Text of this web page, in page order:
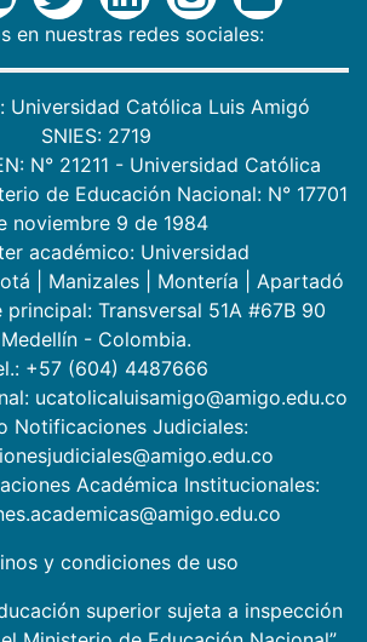
en nuestras redes sociales:
Universidad Católica Luis Amigó
SNIES: 2719
N° 21211 - Universidad Católica
de Educación Nacional: N° 17701
noviembre 9 de 1984
académico: Universidad
Manizales Montería
Apartadó
principal: Transversal 51A #67B 90
Medellín - Colombia.
+57 (604) 4487666
ucatolicaluisamigo@amigo.edu.co
Notificaciones Judiciales:
Académica Institucionales:
y condiciones de uso
superior sujeta a inspección